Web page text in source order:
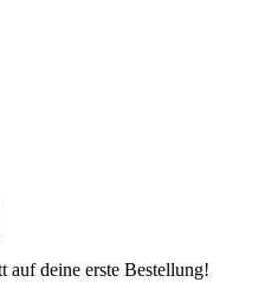
auf deine erste Bestellung!